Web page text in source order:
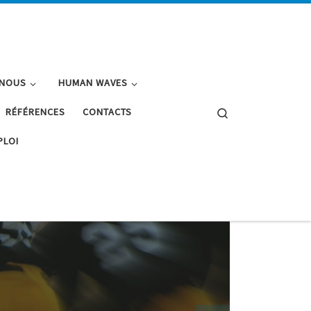
HUMAN WAVES
RÉFÉRENCES CONTACTS